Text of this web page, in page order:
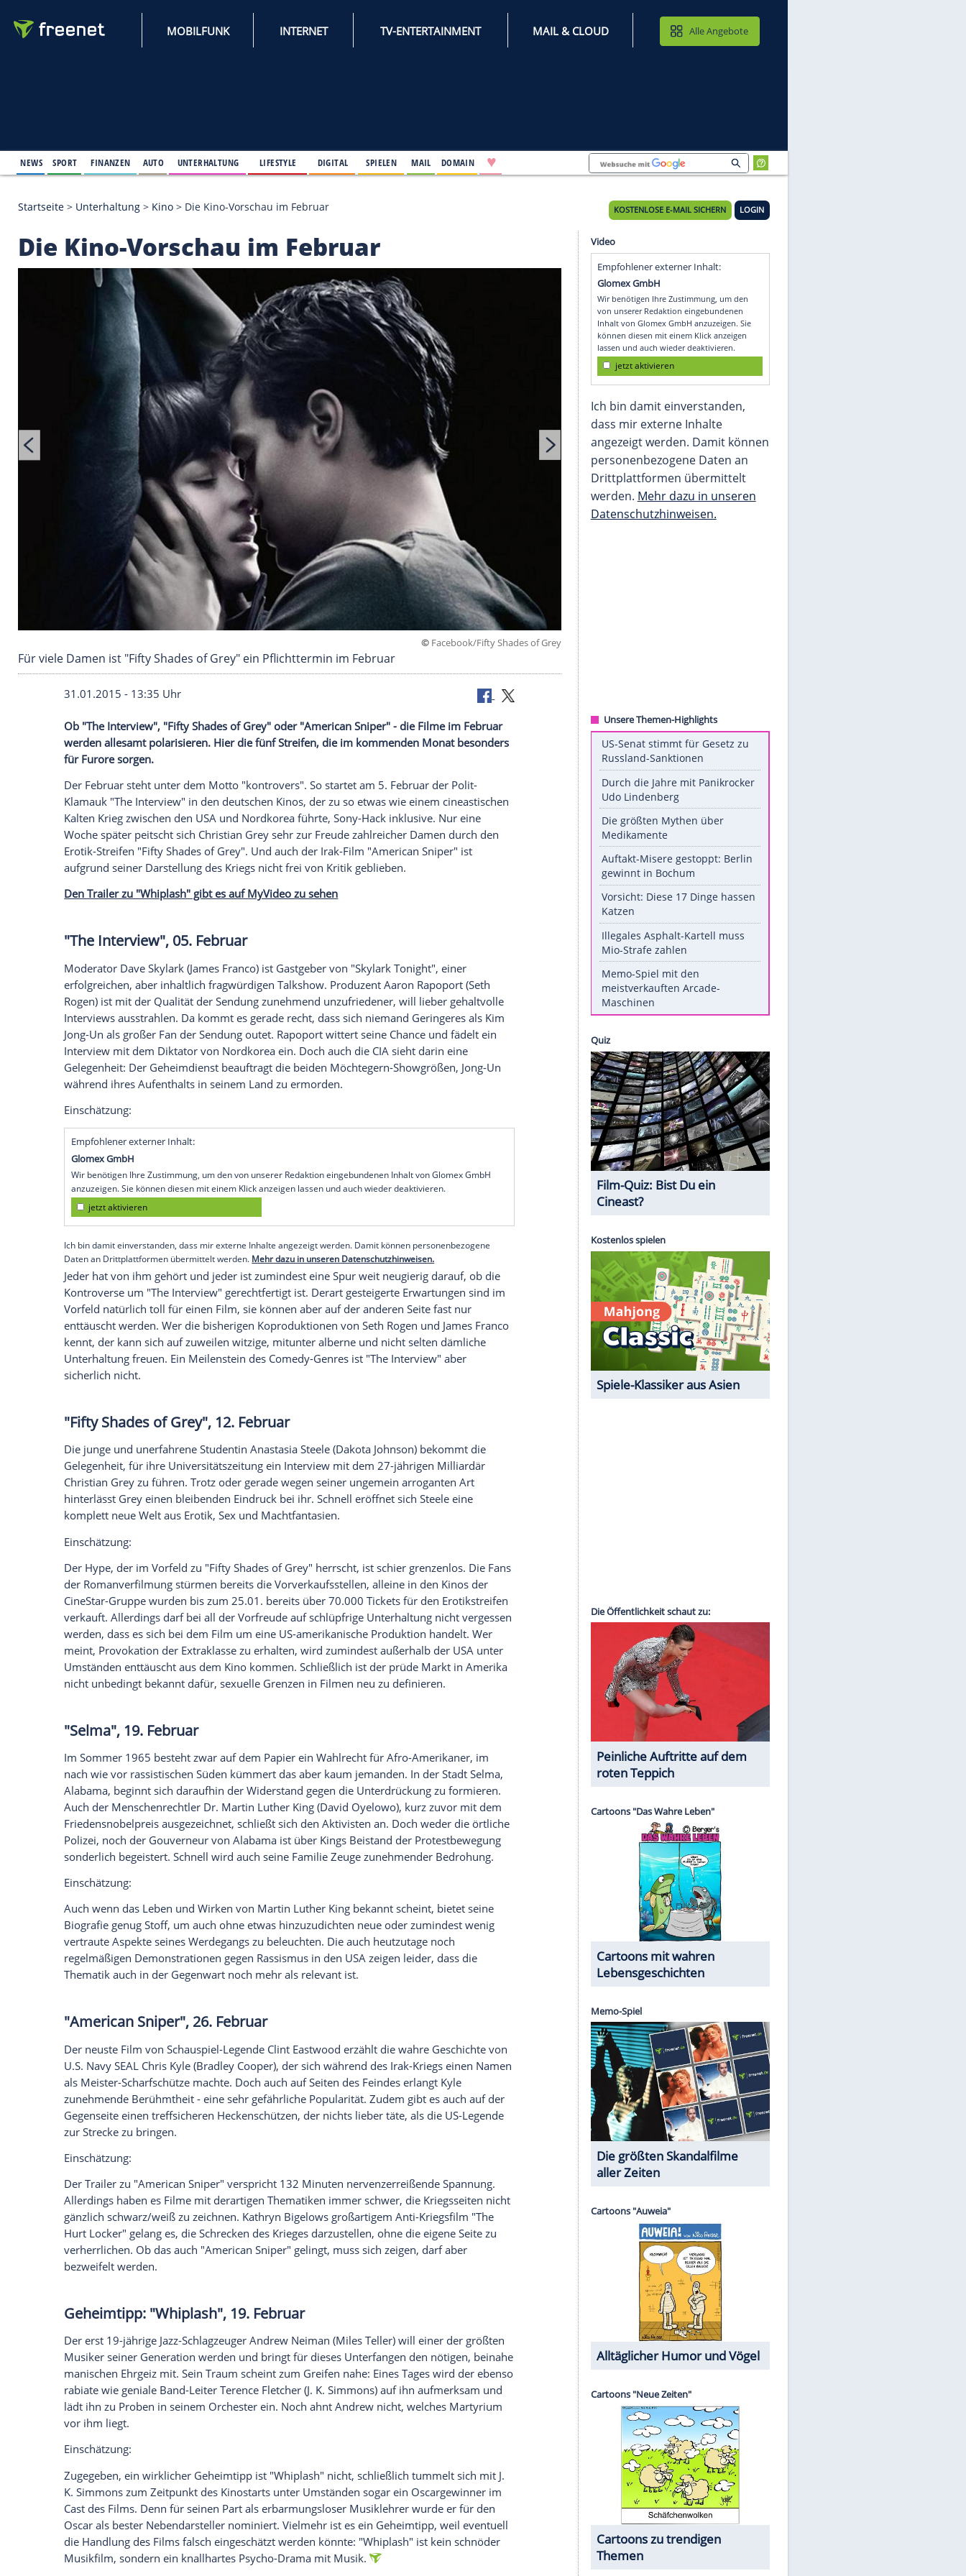
MOBILFUNK INTERNET TV-ENTERTAINMENT MAIL & CLOUD
KOSTENLOSE E-MAIL SICHERN
Startseite Unterhaltung >Kino >Die Kino-Vorschau im Februar
Die Kino-Vorschau im Februar
Facebook/Fifty Shades of Grey
Für viele Damen ist "Fifty Shades of Grey" ein Pflichttermin im Februar
31.01.2015 - 13:35 Uhr
Ob "The Interview", "Fifty Shades of Grey" oder "American Sniper" - die Filme im Februar
werden allesamt polarisieren. Hier die fünf Streifen, die im kommenden Monat besonders
Der Februar steht unter dem Motto "kontrovers". So startet am 5. Februar der Polit-
Klamauk "The Interview" in den deutschen Kinos, der zu so etwas wie einem cineastischen
Kalten Kriegzwischen denUSAundNordkoreaführte, Sony-Hack inklusive. Nur eine
Woche später peitscht sichChristian Grey sehr zur Freude zahlreicher Damen durch den
Erotik-Streifen "Fifty Shades ofGrey". Und auch der Irak-Film "American Sniper" ist
aufgrund seiner Darstellung des Kriegs nicht frei von Kritik geblieben.
Den Trailer zu "Whiplash" gibt es auf MyVideo zu sehen
"The Interview", 05. Februar
Moderator Dave Skylark (James Franco) ist Gastgeber von "Skylark Tonight", einer
erfolgreichen, aber inhaltlich fragwürdigen Talkshow. Produzent
(Seth
Rogen) ist mit der Qualität der Sendung zunehmend unzufriedener, will lieber gehaltvolle
Interviews ausstrahlen. Da kommt es gerade recht, dass sich niemand Geringeres als Kim
Jong-Un als großer Fan der Sendung outet.Rapoportwittert seine Chance und fädelt ein
Interviewmit dem Diktator vonNordkoreaein. Doch auch die
Gelegenheit: DerGeheimdienstbeauftragt die beiden Möchtegern-Showgrößen, Jong-Un
während ihres Aufenthalts in seinem Land zu ermorden.
Einschätzung:
Empfohlener externer Inhalt:
Wir benötigen Ihre Zustimmung, um den von unserer Redaktion eingebundenen Inhalt von Glomex GmbH
anzuzeigen. Sie können diesen mit einem Klick anzeigen lassen und auch wieder deaktivieren.
jetzt aktivieren
Ich bin damit einverstanden, dass mir externe Inhalte angezeigt werden. Damit können personenbezogene
Daten an Drittplattformen übermittelt werden.Mehr dazu in unseren Datenschutzhinweisen.
Jeder hat von ihm gehört und jeder ist zumindest eine Spur weit neugierig darauf, ob die
Kontroverse um "The Interview" gerechtfertigt ist. Derart gesteigerte Erwartungen sind im
Vorfeld natürlich toll für einen Film, sie können aber auf der anderen Seite fast nur
enttäuscht werden. Wer die bisherigen Koproduktionen vonSeth Rogenund
James Franco
kennt, der kann sich auf zuweilen witzige, mitunter alberne und nicht selten dämliche
Unterhaltungfreuen. Ein Meilenstein des Comedy-Genres ist "The Interview" aber
sicherlich nicht.
(Dakota Johnson) bekommt die
Gelegenheit, für ihre Universitätszeitung einInterviewmit dem 27-jährigen Milliardär
Christian Greyzu führen. Trotz oder gerade wegen seiner ungemein arroganten Art
hinterlässtGreyeinen bleibenden Eindruck bei ihr. Schnell eröffnet sich
komplett neue Welt aus Erotik, Sex und Machtfantasien.
Einschätzung:
Der Hype, der im Vorfeld zu "Fifty Shades of
" herrscht, ist schier grenzenlos. Die Fans
der Romanverfilmung stürmen bereits die Vorverkaufsstellen, alleine in den Kinos der
CineStar-Gruppe wurden bis zum 25.01. bereits über 70.000 Tickets für den Erotikstreifen
verkauft. Allerdings darf bei all der Vorfreude auf schlüpfrigeUnterhaltung
nicht vergessen
werden, dass es sich bei dem Film um eine US-amerikanische Produktion handelt. Wer
unter
Umständen enttäuscht aus dem Kino kommen. Schließlich ist der prüde Markt in Amerika
nicht unbedingt bekannt dafür, sexuelle Grenzen in Filmen neu zu definieren.
"Selma", 19. Februar
Im Sommer 1965 besteht zwar auf dem Papier ein Wahlrecht für Afro-Amerikaner, im
nach wie vor rassistischen Süden kümmert das aber kaum jemanden. In der Stadt
Selma,
Alabama, beginnt sich daraufhin der Widerstand gegen die Unterdrückung zu formieren.
Auch der Menschenrechtler Dr. Martin Luther King (David Oyelowo), kurz zuvor mit dem
Friedensnobelpreis ausgezeichnet, schließt sich den Aktivisten an. Doch weder die örtliche
Polizei, noch der Gouverneur von Alabama ist überKingsBeistand der Protestbewegung
sonderlich begeistert. Schnell wird auch seine Familie Zeuge zunehmender Bedrohung.
Einschätzung:
bekannt scheint, bietet seine
Biografie genug Stoff, um auch ohne etwas hinzuzudichten neue oder zumindest wenig
vertraute Aspekte seines Werdegangs zu beleuchten. Die auch heutzutage noch
regelmäßigen Demonstrationen gegen Rassismus in denUSAzeigen leider, dass die
Thematik auch in der Gegenwart noch mehr als relevant ist.
"American Sniper", 26. Februar
Der neuste Film von Schauspiel-LegendeClint Eastwood erzählt die wahre Geschichte von
U.S. Navy SEALChris Kyle(Bradley Cooper), der sich während des Irak-Kriegs einen Namen
als Meister-Scharfschütze machte. Doch auch auf Seiten des Feindes erlangt Kyle
zunehmende Berühmtheit - eine sehr gefährliche Popularität. Zudem gibt es auch auf der
Gegenseite einen treffsicheren Heckenschützen, der nichts lieber täte, als die US-Legende
zur Strecke zu bringen.
Empfohlener externer Inhalt:
Glomex GmbH
Wir benötigen Ihre Zustimmung, um den
von unserer Redaktion eingebundenen
Inhalt von Glomex GmbH anzuzeigen. Sie
können diesen mit einem Klick anzeigen
jetzt aktivieren
Ich bin damit einverstanden,
dass mir externe Inhalte
Unsere Themen-Highlights
US-Senat stimmt für Gesetz zu
Durch die Jahre mit Panikrocker
Udo Lindenberg
gewinnt in Bochum
Vorsicht: Diese 17 Dinge hassen
Katzen
Illegales Asphalt-Kartell muss
Mio-Strafe zahlen
Memo-Spiel mit den
Quiz
Spiele-Klassiker aus Asien
Die Öffentlichkeit schaut zu:
Peinliche Auftritte auf dem
roten Teppich
Cartoons mit wahren
Lebensgeschichten
Memo-Spiel